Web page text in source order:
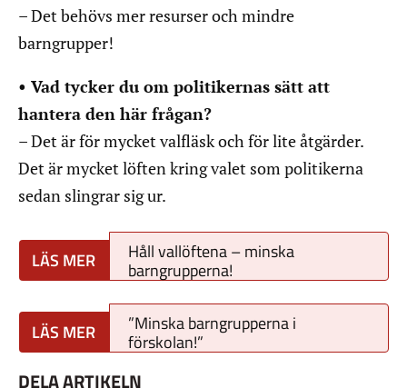
– Det behövs mer resurser och mindre
barngrupper!
• Vad tycker du om politikernas sätt att
hantera den här frågan?
– Det är för mycket valfläsk och för lite åtgärder.
Det är mycket löften kring valet som politikerna
sedan slingrar sig ur.
Håll vallöftena – minska
barngrupperna!
”Minska barngrupperna i
förskolan!”
DELA ARTIKELN